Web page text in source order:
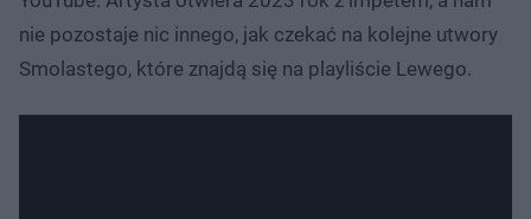
nie pozostaje nic innego, jak czekać na kolejne utwory
Smolastego, które znajdą się na playliście Lewego.